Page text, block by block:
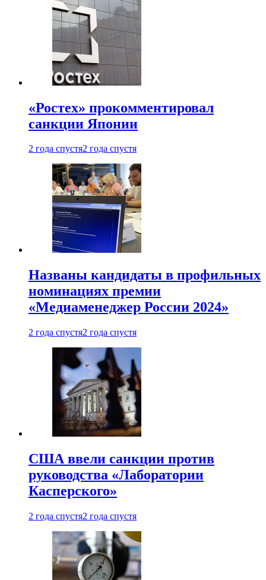
«Ростех» прокомментировал
санкции Японии
2 года спустя2 года спустя
Названы кандидаты в профильных
номинациях премии
«Медиаменеджер России 2024»
2 года спустя2 года спустя
США ввели санкции против
руководства «Лаборатории
Касперского»
2 года спустя2 года спустя